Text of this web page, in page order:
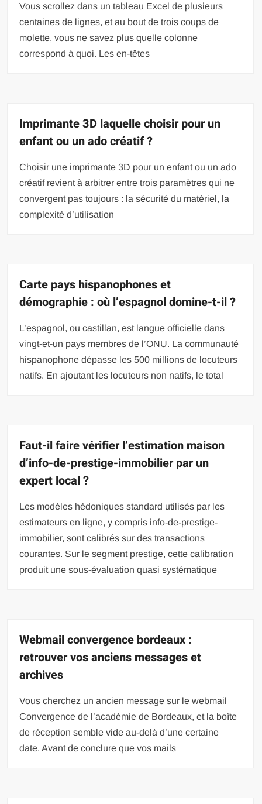
Vous scrollez dans un tableau Excel de plusieurs
centaines de lignes, et au bout de trois coups de
molette, vous ne savez plus quelle colonne
correspond à quoi. Les en-têtes
Imprimante 3D laquelle choisir pour un
enfant ou un ado créatif ?
Choisir une imprimante 3D pour un enfant ou un ado
créatif revient à arbitrer entre trois paramètres qui ne
convergent pas toujours : la sécurité du matériel, la
complexité d’utilisation
Carte pays hispanophones et
démographie : où l’espagnol domine-t-il ?
L’espagnol, ou castillan, est langue officielle dans
vingt-et-un pays membres de l’ONU. La communauté
hispanophone dépasse les 500 millions de locuteurs
natifs. En ajoutant les locuteurs non natifs, le total
Faut-il faire vérifier l’estimation maison
d’info-de-prestige-immobilier par un
expert local ?
Les modèles hédoniques standard utilisés par les
estimateurs en ligne, y compris info-de-prestige-
immobilier, sont calibrés sur des transactions
courantes. Sur le segment prestige, cette calibration
produit une sous-évaluation quasi systématique
Webmail convergence bordeaux :
retrouver vos anciens messages et
archives
Vous cherchez un ancien message sur le webmail
Convergence de l’académie de Bordeaux, et la boîte
de réception semble vide au-delà d’une certaine
date. Avant de conclure que vos mails